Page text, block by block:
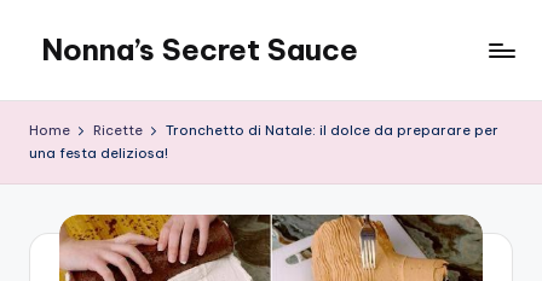
content
Nonna’s Secret Sauce
Home Ricette
Tronchetto di Natale: il dolce da preparare per
una festa deliziosa!